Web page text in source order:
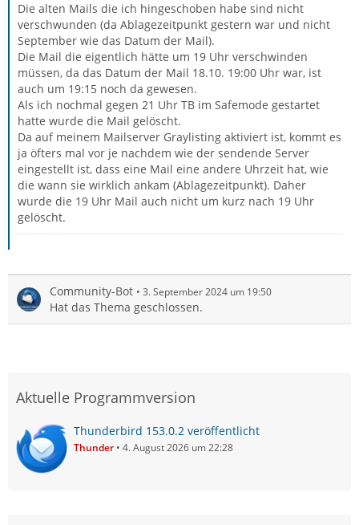
Die alten Mails die ich hingeschoben habe sind nicht
verschwunden (da Ablagezeitpunkt gestern war und nicht
September wie das Datum der Mail).
Die Mail die eigentlich hätte um 19 Uhr verschwinden
müssen, da das Datum der Mail 18.10. 19:00 Uhr war, ist
auch um 19:15 noch da gewesen.
Als ich nochmal gegen 21 Uhr TB im Safemode gestartet
hatte wurde die Mail gelöscht.
Da auf meinem Mailserver Graylisting aktiviert ist, kommt es
ja öfters mal vor je nachdem wie der sendende Server
eingestellt ist, dass eine Mail eine andere Uhrzeit hat, wie
die wann sie wirklich ankam (Ablagezeitpunkt). Daher
wurde die 19 Uhr Mail auch nicht um kurz nach 19 Uhr
gelöscht.
Community-Bot 3. September 2024 um 19:50
Hat das Thema geschlossen.
Aktuelle Programmversion
Thunderbird 153.0.2 veröffentlicht
Thunder 4. August 2026 um 22:28